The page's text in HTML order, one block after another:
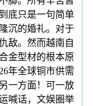
底只是一句简单
沉的婚礼。对于
敌。然而越南自
金型材的根本原
年全球铜市供需
一方面！可一放
喊话，文娱圈举